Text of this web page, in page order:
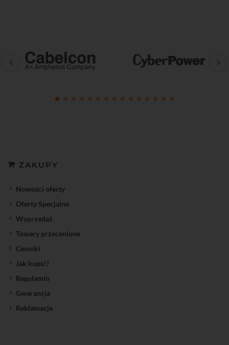
ZAKUPY
Nowości oferty
Oferty Specjalne
Wyprzedaż
Towary przecenione
Cenniki
Jak kupić?
Regulamin
Gwarancja
Reklamacje